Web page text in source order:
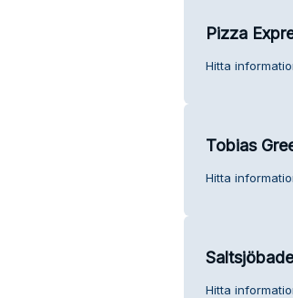
Pizza
Hitta
Tobias
Hitta
Hitta